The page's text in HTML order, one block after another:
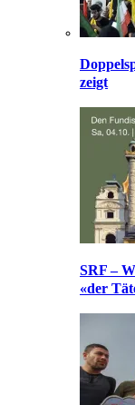
zeigt
SRF –
«der